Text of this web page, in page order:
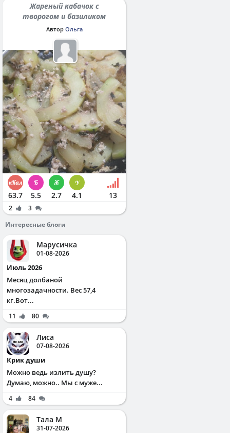
Жареный кабачок с
творогом и базиликом
Автор Ольга
63.7 5.5 2.7 4.1 13
2
3
Интересные блоги
Марусичка
01-08-2026
Июль 2026
Месяц долбаной
многозадачности. Вес 57,4
кг.Вот...
11 80
Лиса
07-08-2026
Крик души
Можно ведь излить душу?
Думаю, можно.. Мы с муже...
4 84
Тала М
31-07-2026